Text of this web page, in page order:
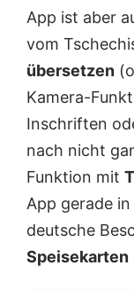
App ist aber
vom
übersetzen
Kamera-
Inschriften
nach nicht
Funktion mit
App gerade
deutsche
Speisekarten